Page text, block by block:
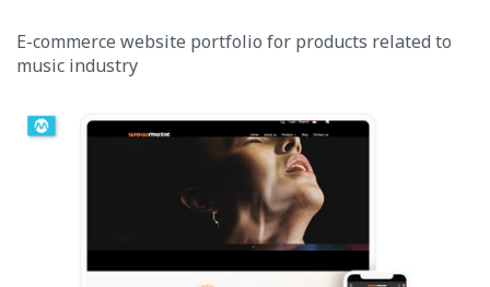
E-commerce website portfolio for products related to
music industry